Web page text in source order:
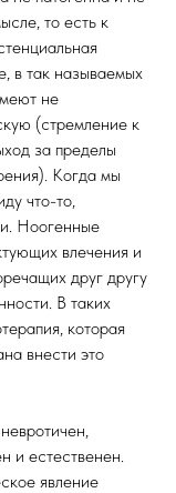
то есть к
в так называемых
не
(стремление к
за пределы
Когда мы
что-то,
Ноогенные
влечения и
друг другу
В таких
которая
внести это
и естественен.
явление